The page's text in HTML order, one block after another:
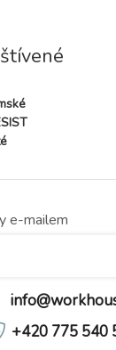
e-mailem
+420 775 540